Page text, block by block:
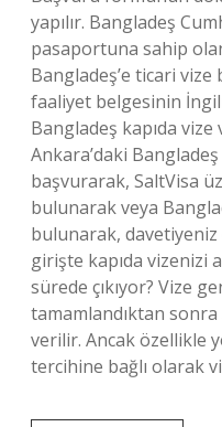
yapılır. Bangladeş
pasaportuna sahip
Bangladeş’e ticari
faaliyet belgesinin
Bangladeş kapıda vize
Ankara’daki
başvurarak, SaltVisa
bulunarak veya
bulunarak,
girişte kapıda vizenizi
sürede çıkıyor? Vize
tamamlandıktan
verilir. Ancak özellikle
tercihine bağlı olarak